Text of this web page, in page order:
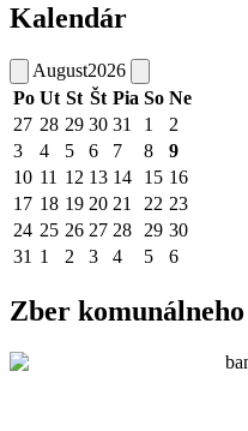
Kalendár
August2026
Po Ut St Št Pia So Ne
27 28 29 30 31 1
2
3
4 5 6 7 8
9
10 11 12 13 14 15 16
17 18 19 20 21 22 23
24 25 26 27 28 29 30
31 1 2 3 4 5 6
Zber